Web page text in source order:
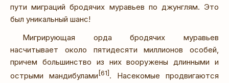
пути миграций бродячих муравьев по джунглям. Это
был уникальный шанс!
Мигрирующая орда бродячих муравьев
насчитывает около пятидесяти миллионов особей,
причем большинство из них вооружены длинными и
острыми мандибулами [61] . Насекомые продвигаются